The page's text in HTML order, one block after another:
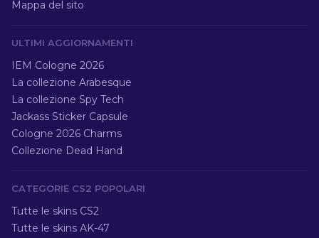
Mappa del sito
ULTIMI AGGIORNAMENTI
IEM Cologne 2026
La collezione Arabesque
La collezione Spy Tech
Jackass Sticker Capsule
Cologne 2026 Charms
Collezione Dead Hand
CATEGORIE CS2 POPOLARI
Tutte le skins CS2
Tutte le skins AK-47